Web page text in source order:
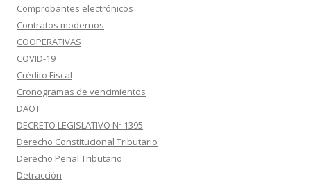
Comprobantes electrónicos
Contratos modernos
COOPERATIVAS
COVID-19
Crédito Fiscal
Cronogramas de vencimientos
DAOT
DECRETO LEGISLATIVO Nº 1395
Derecho Constitucional Tributario
Derecho Penal Tributario
Detracción